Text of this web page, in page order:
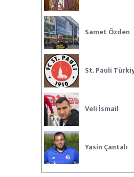
Samet Özden
St. Pauli
Veli İsmail
Yasin Çantalı